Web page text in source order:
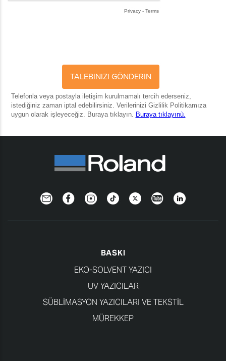
NewsletterFacebookInstagramTikTokTwitterYouTubeLinkedIn
BASKI
EKO-SOLVENT YAZICI
UV YAZICILAR
SÜBLIMASYON YAZICILARI VE TEKSTIL
MÜREKKEP